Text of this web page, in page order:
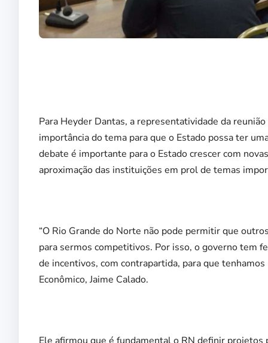
Para Heyder Dantas, a representatividade da
importância do tema para que o Estado possa ter
debate é importante para o Estado crescer com
aproximação das instituições em prol de temas
“O Rio Grande do Norte não pode permitir que
para sermos competitivos. Por isso, o governo tem
de incentivos, com contrapartida, para que
Econômico, Jaime Calado.